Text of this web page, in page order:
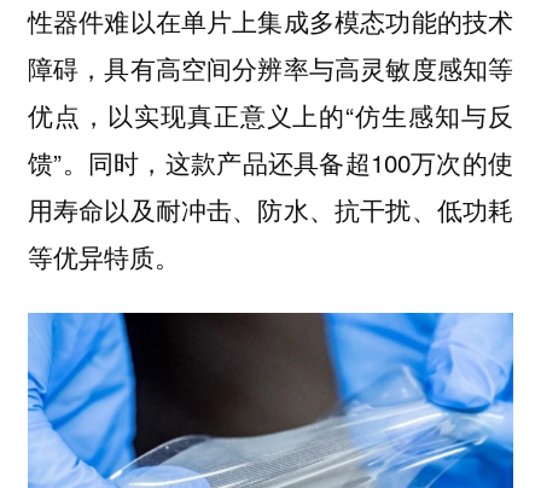
性器件难以在单片上集成多模态功能的技术
障碍，具有高空间分辨率与高灵敏度感知等
优点，以实现真正意义上的“仿生感知与反
馈”。同时，这款产品还具备超100万次的使
用寿命以及耐冲击、防水、抗干扰、低功耗
等优异特质。